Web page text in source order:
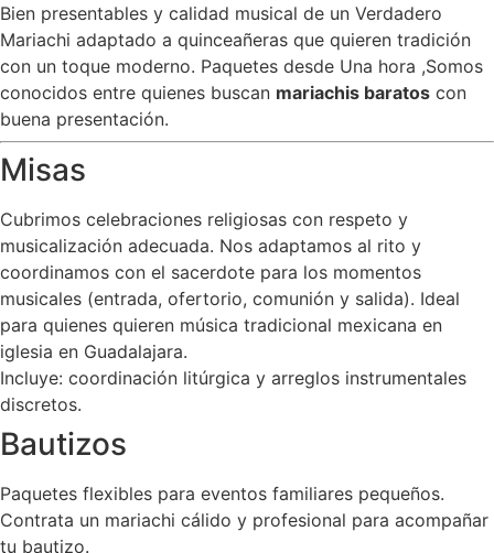
Bien presentables y calidad musical de un Verdadero
Mariachi adaptado a quinceañeras que quieren tradición
con un toque moderno. Paquetes desde Una hora ,Somos
conocidos entre quienes buscan mariachis baratos con
buena presentación.
Misas
Cubrimos celebraciones religiosas con respeto y
musicalización adecuada. Nos adaptamos al rito y
coordinamos con el sacerdote para los momentos
musicales (entrada, ofertorio, comunión y salida). Ideal
para quienes quieren música tradicional mexicana en
iglesia en Guadalajara.
Incluye: coordinación litúrgica y arreglos instrumentales
discretos.
Bautizos
Paquetes flexibles para eventos familiares pequeños.
Contrata un mariachi cálido y profesional para acompañar
tu bautizo.